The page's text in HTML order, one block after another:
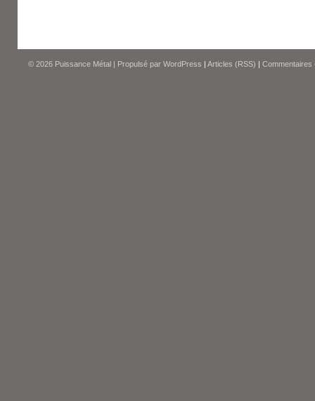
© 2026 Puissance Métal | Propulsé par WordPress | Articles (RSS) | Commentaires